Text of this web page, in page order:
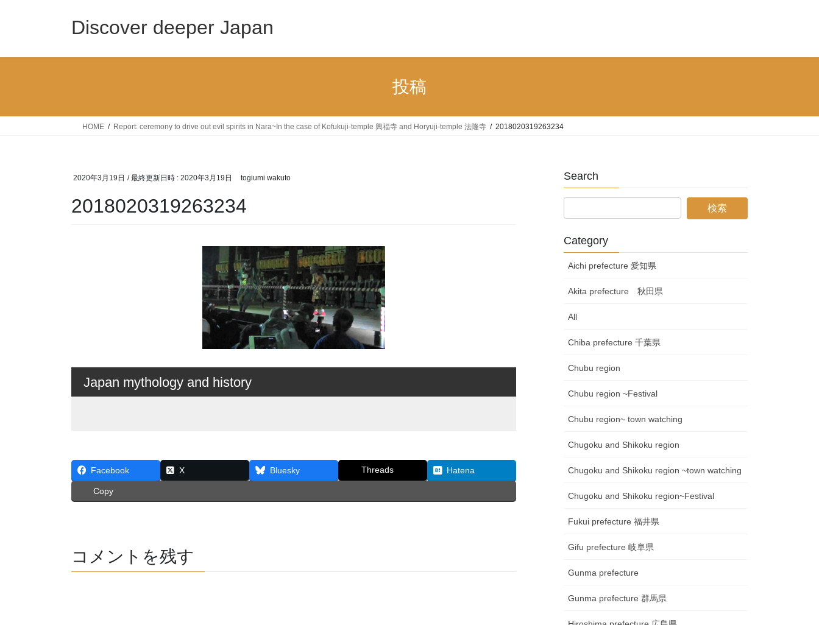
Discover deeper Japan
投稿
HOME Report: ceremony to drive out evil spirits in Nara~In the case of Kofukuji-temple 興福寺 and Horyuji-temple 法隆寺 2018020319263234
2020年3月19日 / 最終更新日時 : 2020年3月19日 togiumi wakuto
2018020319263234
Japan mythology and history
Facebook X Bluesky Threads Hatena
Copy
コメントを残す
Search
Category
Aichi prefecture 愛知県
Akita prefecture 秋田県
All
Chiba prefecture 千葉県
Chubu region
Chubu region ~Festival
Chubu region~ town watching
Chugoku and Shikoku region
Chugoku and Shikoku region ~town watching
Chugoku and Shikoku region~Festival
Fukui prefecture 福井県
Gifu prefecture 岐阜県
Gunma prefecture
Gunma prefecture 群馬県